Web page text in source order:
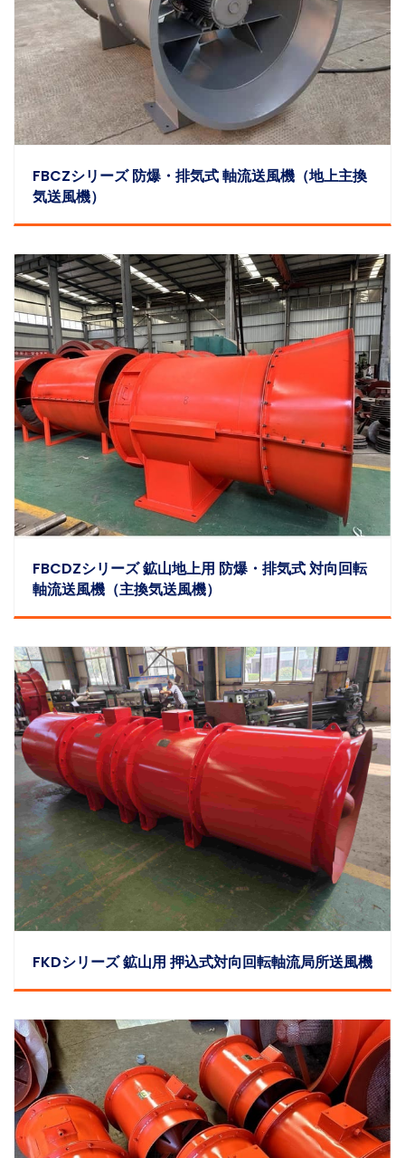
FBCZシリーズ 防爆・排気式 軸流送風機（地上主換
気送風機）
FBCDZシリーズ 鉱山地上用 防爆・排気式 対向回転
軸流送風機（主換気送風機）
FKDシリーズ 鉱山用 押込式対向回転軸流局所送風機